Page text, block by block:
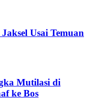
Usai Temuan
Mutilasi di
ke Bos